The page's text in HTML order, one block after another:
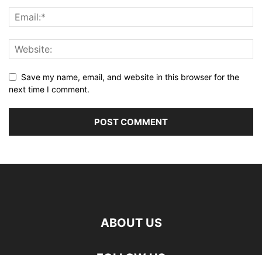
Save my name, email, and website in this browser for the
next time I comment.
ABOUT US